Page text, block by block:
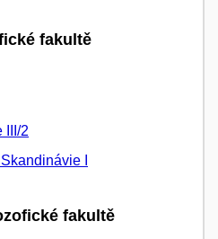
fakultě
III/2
I
fakultě